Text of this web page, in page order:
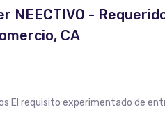
NEECTIVO -
CA
El requisito experimentado de